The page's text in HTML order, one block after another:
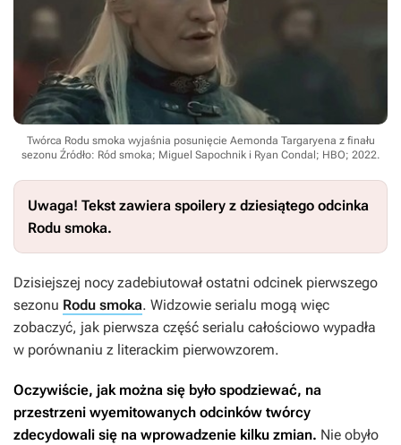
Twórca Rodu smoka wyjaśnia posunięcie Aemonda Targaryena z finału
sezonu Źródło: Ród smoka; Miguel Sapochnik i Ryan Condal; HBO; 2022.
Uwaga! Tekst zawiera spoilery z dziesiątego odcinka
Rodu smoka.
Dzisiejszej nocy zadebiutował ostatni odcinek pierwszego
sezonu Rodu smoka. Widzowie serialu mogą więc
zobaczyć, jak pierwsza część serialu całościowo wypadła
w porównaniu z literackim pierwowzorem.
Oczywiście, jak można się było spodziewać, na
przestrzeni wyemitowanych odcinków twórcy
zdecydowali się na wprowadzenie kilku zmian. Nie obyło